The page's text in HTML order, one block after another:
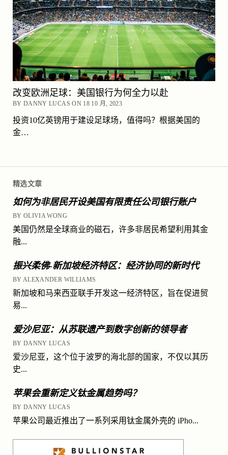
精选文章
如何为非居民开设美国有限责任公司银行账户
BY OLIVIA WONG
美国仍然是全球商业的磁石，许多非居民希望利用其金
融...
振兴柔佛-新加坡经济特区：经济协同的新时代
BY ALEXANDER WILLIAMS
新加坡和马来西亚联手开发这一经济特区，旨在促进贸
易...
爱沙尼亚：从苏联遗产到数字创新的领导者
BY DANNY LUCAS
爱沙尼亚，这个位于波罗的海北部的国家，不仅以其历
史...
苹果会重新定义钛金属趋势吗？
BY DANNY LUCAS
苹果公司最近推出了一系列采用钛金属外壳的 iPho...
改变欧洲足球：美国银行为何全力以赴
BY DANNY LUCAS ON 18 10 月, 2023
投资10亿英镑用于建设足球场，值得吗？根据美国的
金…